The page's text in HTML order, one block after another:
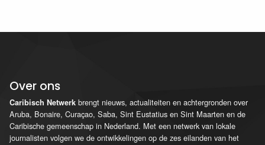
Over ons
Caribisch Netwerk brengt nieuws, actualiteiten en achtergronden over
Aruba, Bonaire, Curaçao, Saba, Sint Eustatius en Sint Maarten en de
Caribische gemeenschap in Nederland. Met een netwerk van lokale
journalisten volgen we de ontwikkelingen op de zes eilanden van het